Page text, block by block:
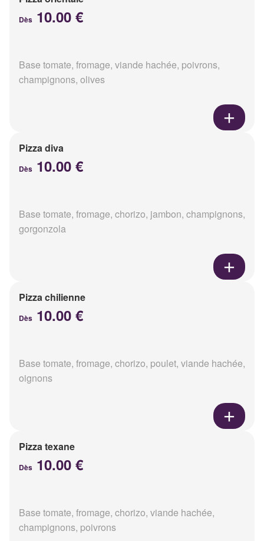
Dès 10.00 €
Base tomate, fromage, viande hachée, poivrons,
champignons, olives
Pizza diva
Dès 10.00 €
Base tomate, fromage, chorizo, jambon, champignons,
gorgonzola
Pizza chilienne
Dès 10.00 €
Base tomate, fromage, chorizo, poulet, viande hachée,
oignons
Pizza texane
Dès 10.00 €
Base tomate, fromage, chorizo, viande hachée,
champignons, poivrons